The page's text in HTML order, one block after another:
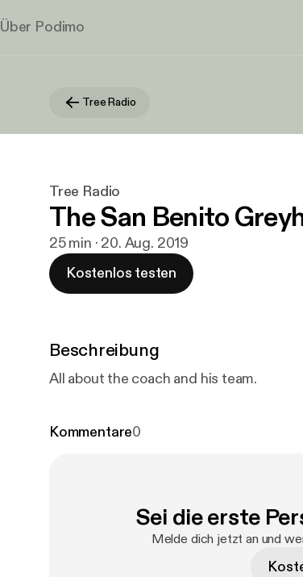
Über Podimo
Tree Radio
Tree Radio
The San Benito
25 min · 20. Aug. 2019
Kostenlos testen
Beschreibung
All about the coach and his team.
Kommentare0
Sei die erste
Melde dich jetzt an und